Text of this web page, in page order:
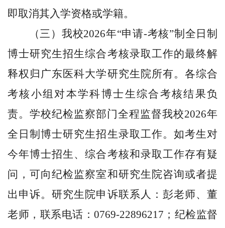
即取消其入学资格或学籍。
（三） 我校2026年“申请-考核”制 全日制
博士研究生招生综合考核录取工作的最终解
释权归广东医科大学研究生院所有。各综合
考核小组对本学科博士生综合考核结果负
责。学校纪检监察部门全程监督我校2026年
全日制博士研究生招生录取工作。如考生对
今年博士招生、综合考核和录取工作存有疑
问，可向纪检监察室和研究生院咨询或者提
出申诉。研究生院申诉联系人： 彭老师、董
老师，联系电话：0769-22896217；纪检监督